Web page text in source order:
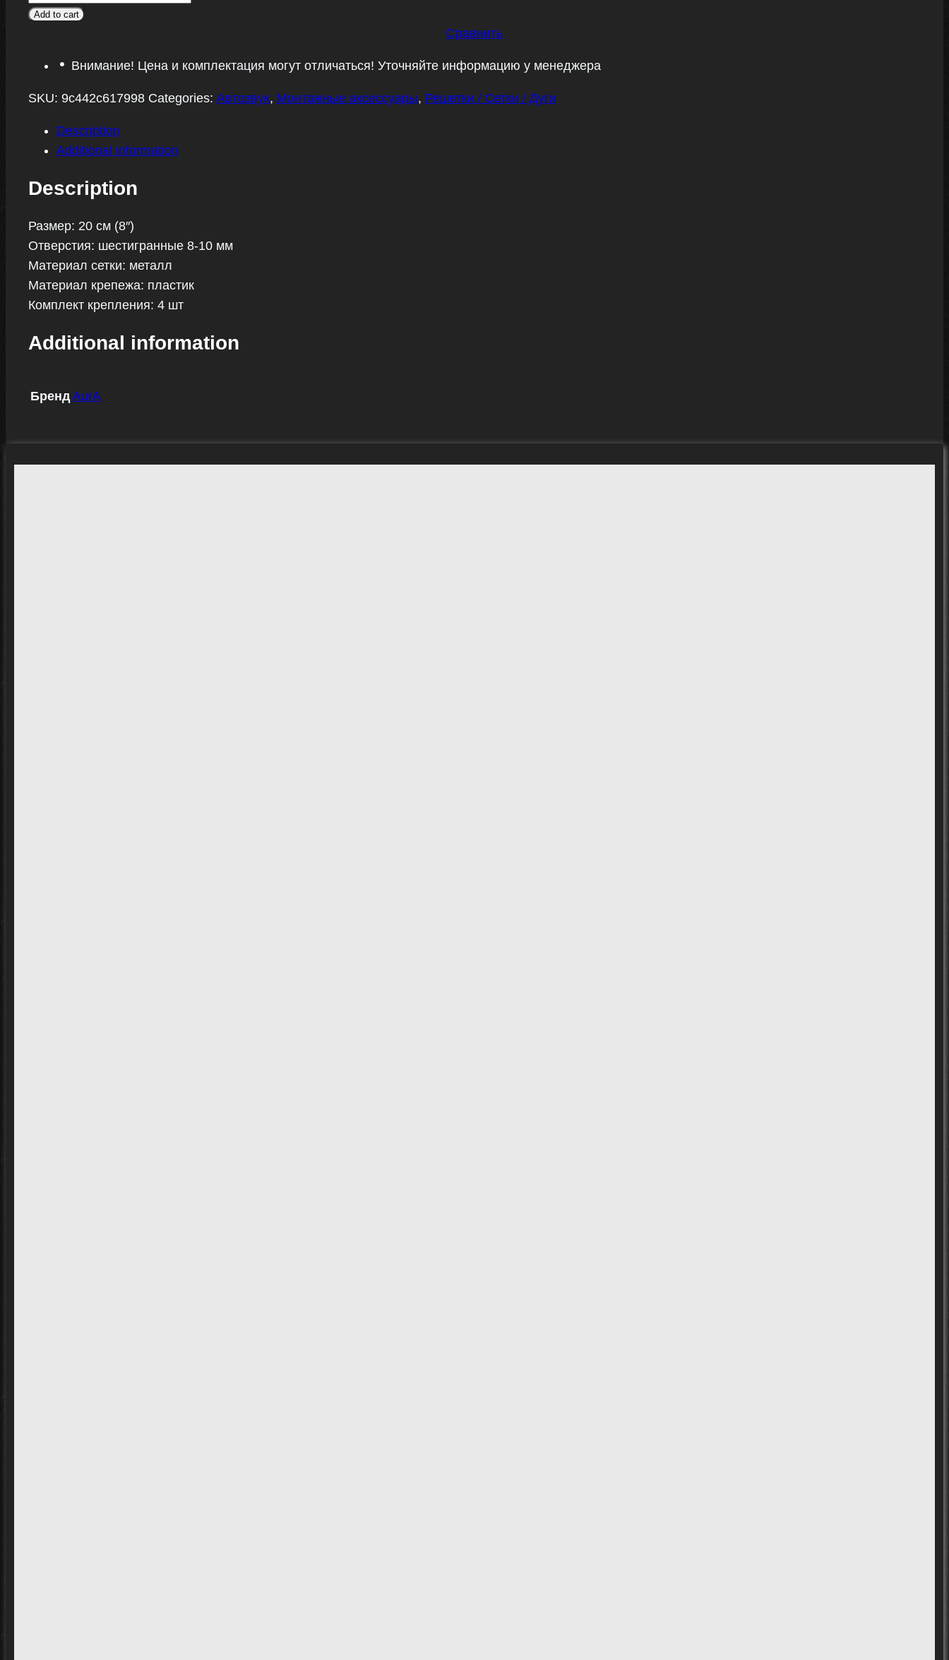
сетка
2008
Add to cart
Сравнить
Внимание! Цена и комплектация могут отличаться! Уточняйте информацию у менеджера
SKU: 9c442c617998 Categories: Автозвук, Монтажные аксессуары, Решетки / Сетки / Дуги
Description
Additional information
Description
Размер: 20 см (8″)
Отверстия: шестигранные 8-10 мм
Материал сетки: металл
Материал крепежа: пластик
Комплект крепления: 4 шт
Additional information
Бренд AurA